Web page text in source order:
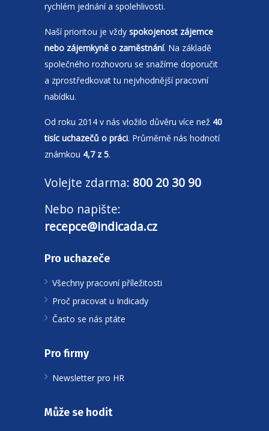
rychlém jednání a spolehlivosti.
Naší prioritou je vždy spokojenost zájemce
nebo zájemkyně o zaměstnání. Na základě
společného rozhovoru se snažíme doporučit
a zprostředkovat tu nejvhodnější pracovní
nabídku.
Od roku 2014 v nás vložilo důvěru více než 40
tisíc uchazečů o práci. Průměrně nás hodnotí
známkou 4,7 z 5.
Volejte zdarma: 800 20 30 90
Nebo napište:
recepce@indicada.cz
Pro uchazeče
Všechny pracovní příležitosti
Proč pracovat u Indicady
Často se nás ptáte
Pro firmy
Newsletter pro HR
Může se hodit